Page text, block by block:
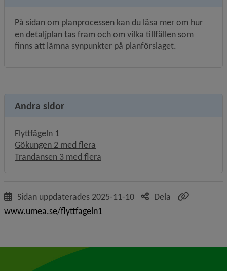
På sidan om planprocessen kan du läsa mer om hur
en detaljplan tas fram och om vilka tillfällen som
finns att lämna synpunkter på planförslaget.
Andra sidor
Flyttfågeln 1
Gökungen 2 med flera
Trandansen 3 med flera
Sidan uppdaterades 2025-11-10
Dela
www.umea.se/flyttfageln1